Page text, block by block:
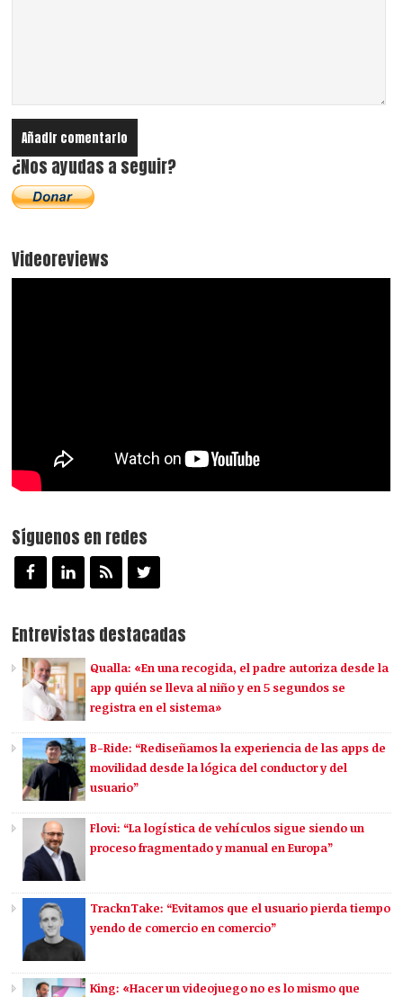
¿Nos ayudas a seguir?
Videoreviews
Síguenos en redes
Entrevistas destacadas
Qualla: «En una recogida, el padre autoriza desde la
app quién se lleva al niño y en 5 segundos se
registra en el sistema»
B-Ride: “Rediseñamos la experiencia de las apps de
movilidad desde la lógica del conductor y del
usuario”
Flovi: “La logística de vehículos sigue siendo un
proceso fragmentado y manual en Europa”
TracknTake: “Evitamos que el usuario pierda tiempo
yendo de comercio en comercio”
King: «Hacer un videojuego no es lo mismo que